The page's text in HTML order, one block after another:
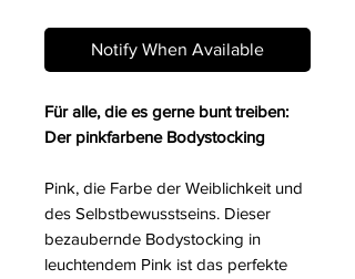
Notify When Available
Für alle, die es gerne bunt treiben:
Der pinkfarbene Bodystocking
Pink, die Farbe der Weiblichkeit und
des Selbstbewusstseins. Dieser
bezaubernde Bodystocking in
leuchtendem Pink ist das perfekte